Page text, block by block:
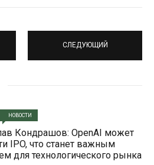
СЛЕДУЮЩИЙ
НОВОСТИ
Кондрашов: OpenAI может
IPO, что станет важным
для технологического рынка